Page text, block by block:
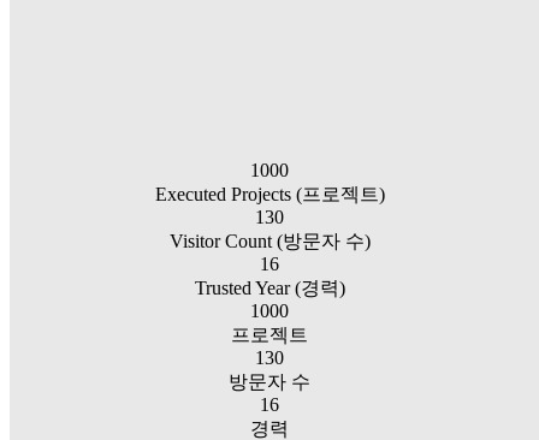
1000
Executed Projects (프로젝트)
130
Visitor Count (방문자 수)
16
Trusted Year (경력)
1000
프로젝트
130
방문자 수
16
경력